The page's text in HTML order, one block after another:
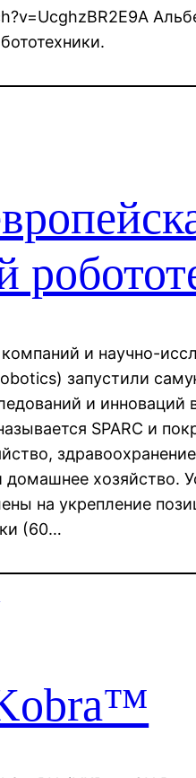
и научно-
запустили
и инноваций
SPARC и
домашнее хозяйство.
на укрепление
(60…